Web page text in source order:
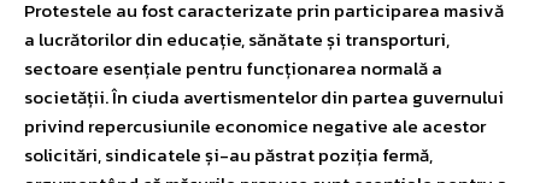
Protestele au fost caracterizate prin participarea masivă
a lucrătorilor din educație, sănătate și transporturi,
sectoare esențiale pentru funcționarea normală a
societății. În ciuda avertismentelor din partea guvernului
privind repercusiunile economice negative ale acestor
solicitări, sindicatele și-au păstrat poziția fermă,